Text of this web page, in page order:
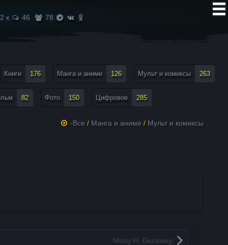
2 к 46 78
Книги 176 Манга и аниме 126 Мульт и комиксы 263
82 Фото 150 Цифровое 285
-Все / Манга и аниме / Мульт и комиксы
Missy H. Dunaway